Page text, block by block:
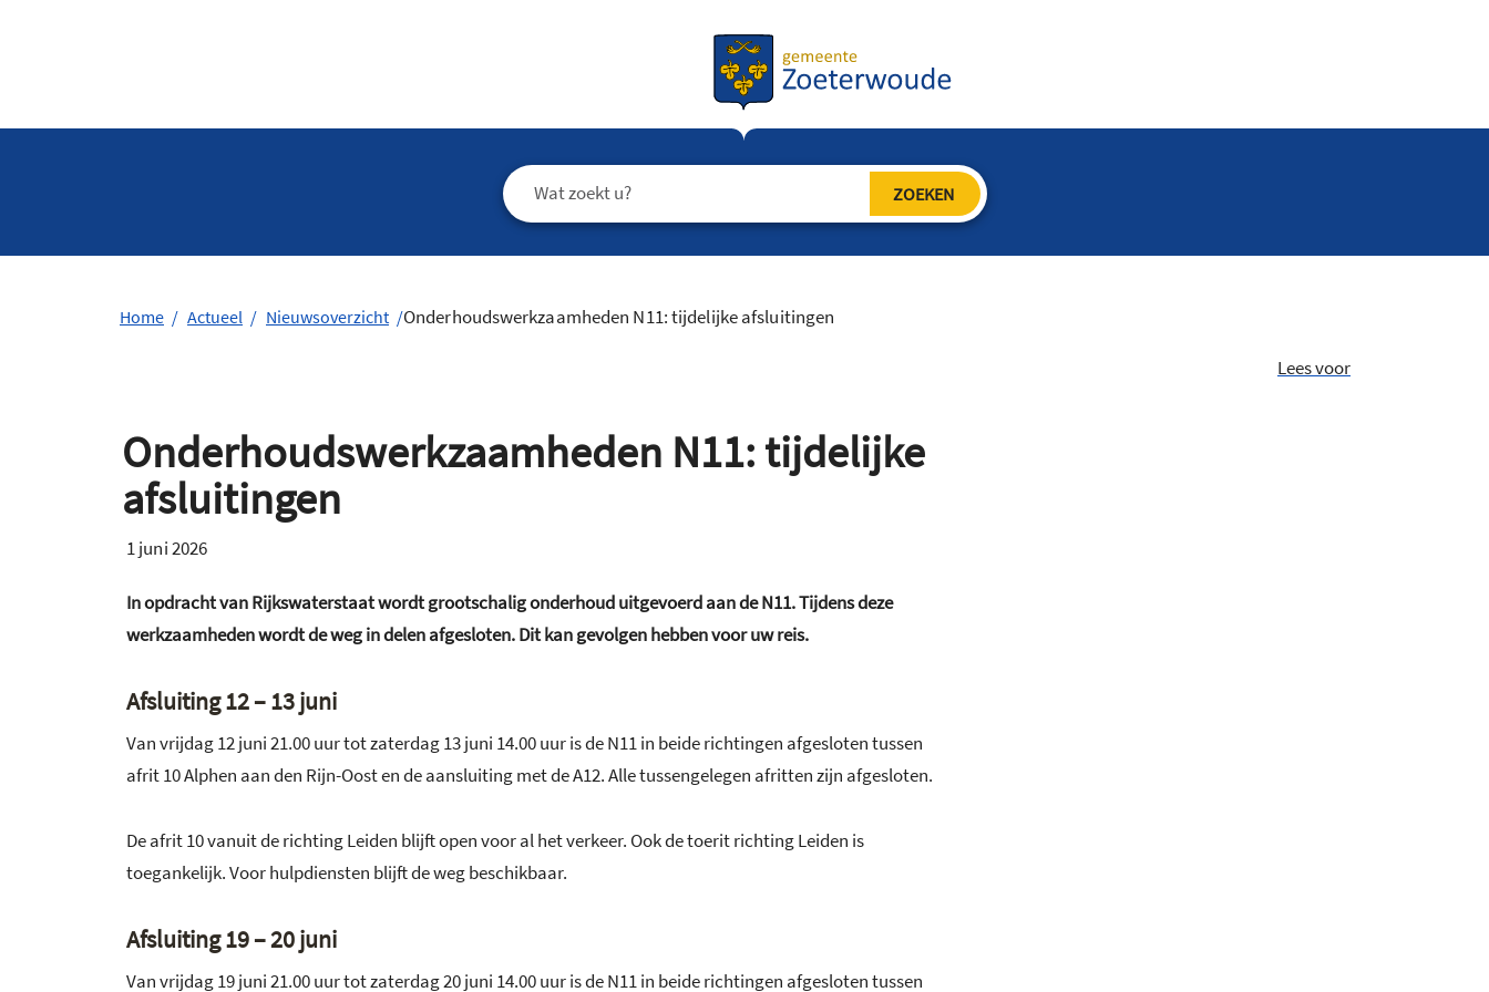
Home Actueel Nieuwsoverzicht Onderhoudswerkzaamheden N11: tijdelijke afsluitingen
Lees voor
Onderhoudswerkzaamheden N11: tijdelijke
afsluitingen
1 juni 2026
In opdracht van Rijkswaterstaat wordt grootschalig onderhoud uitgevoerd aan de N11. Tijdens deze
werkzaamheden wordt de weg in delen afgesloten. Dit kan gevolgen hebben voor uw reis.
Afsluiting 12 – 13 juni
Van vrijdag 12 juni 21.00 uur tot zaterdag 13 juni 14.00 uur is de N11 in beide richtingen afgesloten tussen
afrit 10 Alphen aan den Rijn-Oost en de aansluiting met de A12. Alle tussengelegen afritten zijn afgesloten.
De afrit 10 vanuit de richting Leiden blijft open voor al het verkeer. Ook de toerit richting Leiden is
toegankelijk. Voor hulpdiensten blijft de weg beschikbaar.
Afsluiting 19 – 20 juni
Van vrijdag 19 juni 21.00 uur tot zaterdag 20 juni 14.00 uur is de N11 in beide richtingen afgesloten tussen